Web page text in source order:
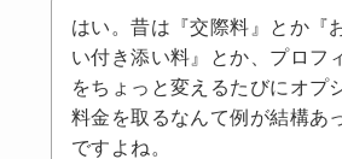
はい。昔は『交際料』とか『
い付き添い料』とか、プロフ
をちょっと変えるたびにオプ
料金を取るなんて例が結構あ
ですよね。